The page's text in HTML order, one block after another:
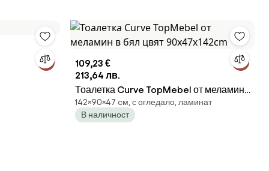
109,23 €
213,64 лв.
Тоалетка Curve TopMebel от меламин
в бял цвят 90x47x142cm
142×90×47 cм, с огледало, ламинат
В наличност